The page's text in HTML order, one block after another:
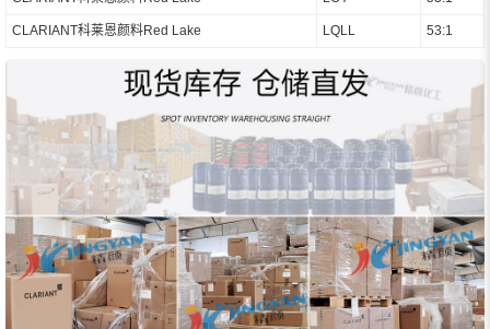
CLARIANT科莱恩颜料Red Lake LQLL 53:1